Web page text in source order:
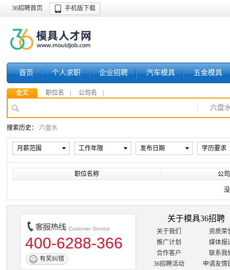
36招聘首页 手机版下载
首页 个人求职 企业招聘 汽车模具 五金模具
全文 职位名 公司名
六盘
搜索历史： 六盘水
月薪范围 工作年限 发布日期 学历要求
职位名称 公
400-6288-366
有奖纠错
关于模具36招聘
关于我们
资质荣
推广计划
媒体报
合作客户
联系我
36招聘活动
申请友情